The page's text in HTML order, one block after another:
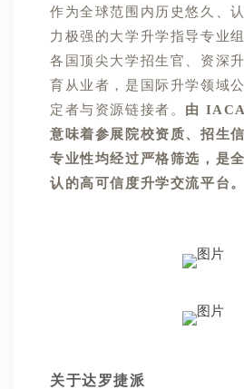
作为全球范围内历史悠久、
力极强的大学升学指导专业
各国顶尖大学招生官、资深
育从业者，是国际升学领域
定者与资源链接者。 由
意味着参展院校资质、招生
专业性均经过严格筛选，是
认的高可信度升学交流平台。
关于达罗捷派